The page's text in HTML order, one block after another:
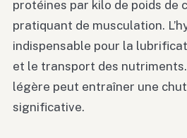
protéines par kilo de poids de
pratiquant de musculation.
indispensable pour la
et le transport des
légère peut entraîner une
significative.